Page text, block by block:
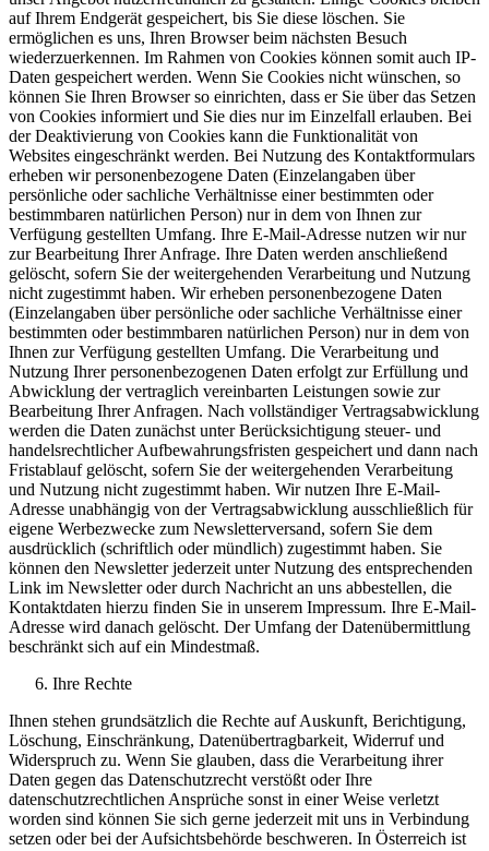
auf Ihrem Endgerät gespeichert, bis Sie diese löschen. Sie
ermöglichen es uns, Ihren Browser beim nächsten Besuch
wiederzuerkennen. Im Rahmen von Cookies können somit auch IP-
Daten gespeichert werden. Wenn Sie Cookies nicht wünschen, so
können Sie Ihren Browser so einrichten, dass er Sie über das Setzen
von Cookies informiert und Sie dies nur im Einzelfall erlauben. Bei
der Deaktivierung von Cookies kann die Funktionalität von
Websites eingeschränkt werden. Bei Nutzung des Kontaktformulars
erheben wir personenbezogene Daten (Einzelangaben über
persönliche oder sachliche Verhältnisse einer bestimmten oder
bestimmbaren natürlichen Person) nur in dem von Ihnen zur
Verfügung gestellten Umfang. Ihre E-Mail-Adresse nutzen wir nur
zur Bearbeitung Ihrer Anfrage. Ihre Daten werden anschließend
gelöscht, sofern Sie der weitergehenden Verarbeitung und Nutzung
nicht zugestimmt haben. Wir erheben personenbezogene Daten
(Einzelangaben über persönliche oder sachliche Verhältnisse einer
bestimmten oder bestimmbaren natürlichen Person) nur in dem von
Ihnen zur Verfügung gestellten Umfang. Die Verarbeitung und
Nutzung Ihrer personenbezogenen Daten erfolgt zur Erfüllung und
Abwicklung der vertraglich vereinbarten Leistungen sowie zur
Bearbeitung Ihrer Anfragen. Nach vollständiger Vertragsabwicklung
werden die Daten zunächst unter Berücksichtigung steuer- und
handelsrechtlicher Aufbewahrungsfristen gespeichert und dann nach
Fristablauf gelöscht, sofern Sie der weitergehenden Verarbeitung
und Nutzung nicht zugestimmt haben. Wir nutzen Ihre E-Mail-
Adresse unabhängig von der Vertragsabwicklung ausschließlich für
eigene Werbezwecke zum Newsletterversand, sofern Sie dem
ausdrücklich (schriftlich oder mündlich) zugestimmt haben. Sie
können den Newsletter jederzeit unter Nutzung des entsprechenden
Link im Newsletter oder durch Nachricht an uns abbestellen, die
Kontaktdaten hierzu finden Sie in unserem Impressum. Ihre E-Mail-
Adresse wird danach gelöscht. Der Umfang der Datenübermittlung
beschränkt sich auf ein Mindestmaß.
Ihre Rechte
Ihnen stehen grundsätzlich die Rechte auf Auskunft, Berichtigung,
Löschung, Einschränkung, Datenübertragbarkeit, Widerruf und
Widerspruch zu. Wenn Sie glauben, dass die Verarbeitung ihrer
Daten gegen das Datenschutzrecht verstößt oder Ihre
datenschutzrechtlichen Ansprüche sonst in einer Weise verletzt
worden sind können Sie sich gerne jederzeit mit uns in Verbindung
setzen oder bei der Aufsichtsbehörde beschweren. In Österreich ist